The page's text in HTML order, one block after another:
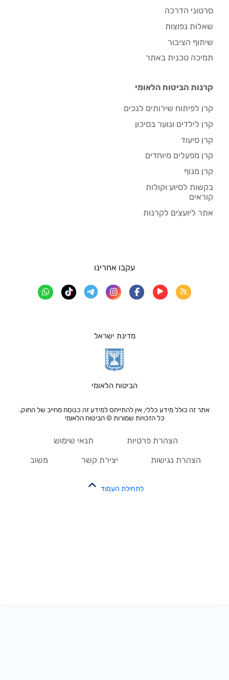
סרטוני הדרכה
שאלות נפוצות
שיתוף הציבור
תמיכה טכנית באתר
קרנות הביטוח הלאומי
קרן לפיתוח שירותים לנכים
קרן לילדים ונוער בסיכון
קרן סיעוד
קרן מפעלים מיוחדים
קרן מנוף
בקשות לסיוע וקולות
קוראים
אתר ליועצים לקרנות
מדינת ישראל
הביטוח הלאומי
אתר זה כולל מידע כללי, אין להתייחס למידע זה כנוסח מחייב של החוק.
כל הזכויות שמורות © הביטוח הלאומי
עקבו אחרינו
הצהרת פרטיות תנאי שימוש
הצהרת נגישות יצירת קשר משוב
לתחילת העמוד